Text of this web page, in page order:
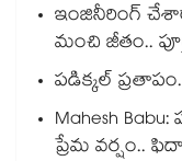
ఇంజినీరింగ్
మంచి జీతం..
పడిక్కల్‌‌
Mahesh
ప్రేమ వర్షం..